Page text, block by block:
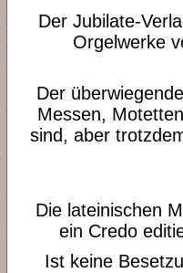
Der Jubilate-
Orgelwerke
Der
Messen,
sind, aber
Die lateinischen
ein Credo
Ist keine